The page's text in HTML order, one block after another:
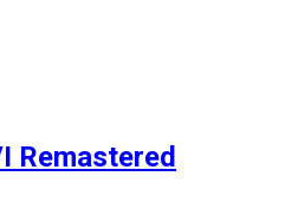
Remastered